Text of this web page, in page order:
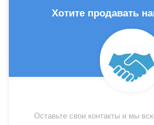
Хотите продавать
Оставьте свои контакты и мы